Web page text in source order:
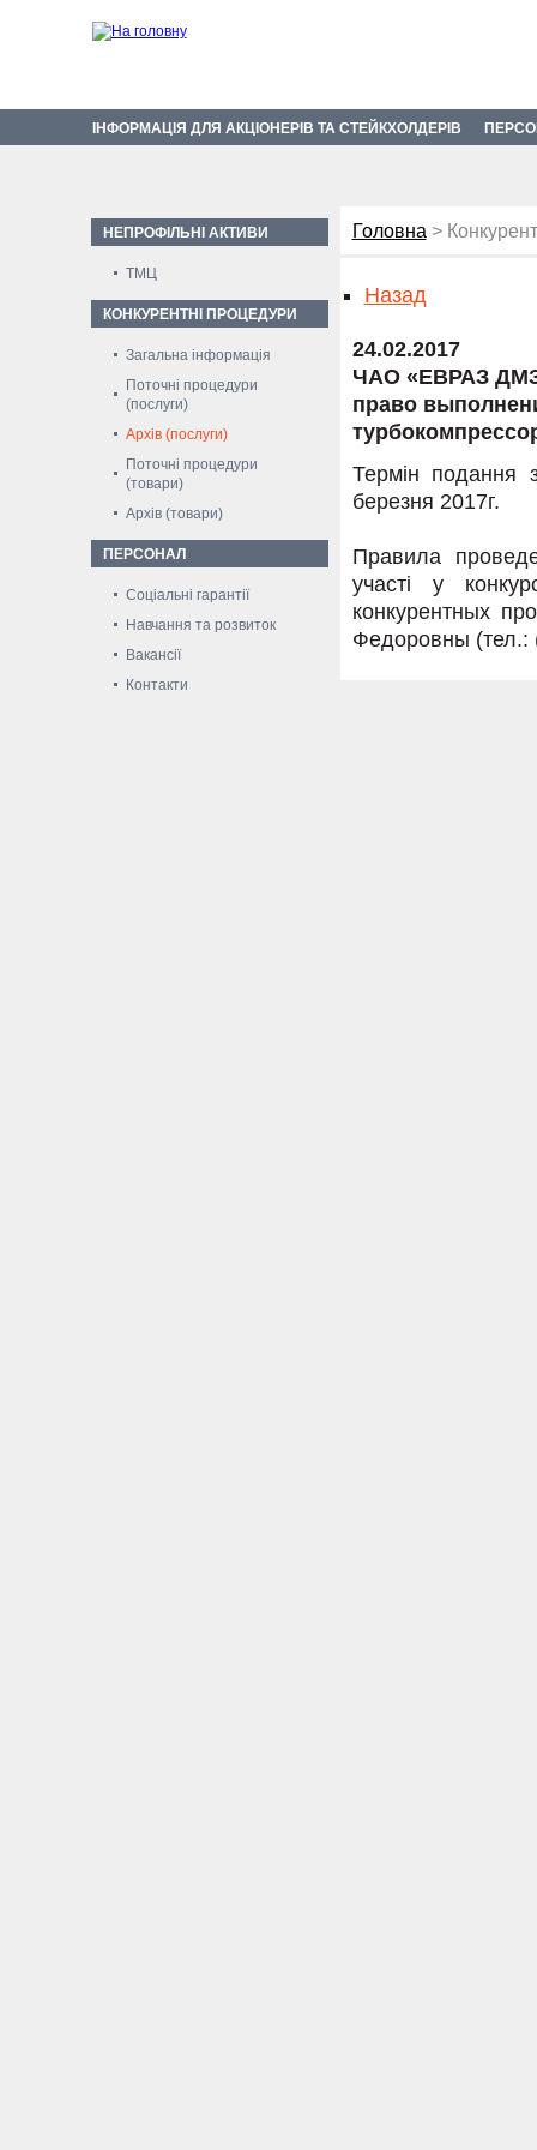
ІНФОРМАЦІЯ ДЛЯ АКЦІОНЕРІВ ТА СТЕЙКХОЛДЕРІВ
НЕПРОФІЛЬНІ АКТИВИ
ТМЦ
КОНКУРЕНТНІ ПРОЦЕДУРИ
Загальна інформація
Поточні процедури
(послуги)
Архів (послуги)
Поточні процедури
(товари)
Архів (товари)
ПЕРСОНАЛ
Соціальні гарантії
Навчання та розвиток
Вакансії
Контакти
Головна >
Назад
24.02.2017
ЧАО «ЕВРАЗ
право
Термін подання
березня 2017г.
Правила
участі у
конкурентных
Федоровны (тел.: